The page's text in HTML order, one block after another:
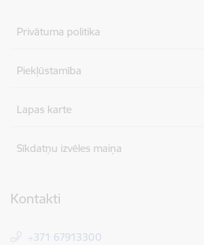
Privātuma politika
Piekļūstamība
Lapas karte
Sīkdatņu izvēles maiņa
Kontakti
+371 67913300